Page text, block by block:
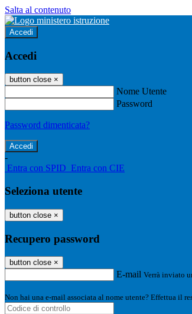
Salta al contenuto
Accedi
Accedi
button close ×
Nome Utente
Password
Password dimenticata?
-
Entra con SPID Entra con CIE
Seleziona utente
button close ×
Recupero password
button close ×
E-mail Verrà inviato
Non hai una e-mail associata al nome utente? Effettua il